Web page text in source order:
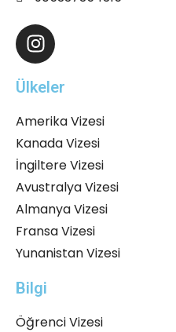
Ülkeler
Amerika Vizesi
Kanada Vizesi
İngiltere Vizesi
Avustralya Vizesi
Almanya Vizesi
Fransa Vizesi
Yunanistan Vizesi
Bilgi
Öğrenci Vizesi